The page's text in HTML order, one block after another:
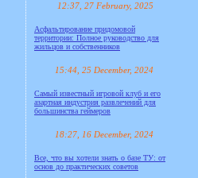
12:37, 27 February, 2025
Асфальтирование придомовой
территории: Полное руководство для
жильцов и собственников
15:44, 25 December, 2024
Самый известный игровой клуб и его
азартная индустрия развлечений для
большинства геймеров
18:27, 16 December, 2024
Все, что вы хотели знать о базе ТУ: от
основ до практических советов